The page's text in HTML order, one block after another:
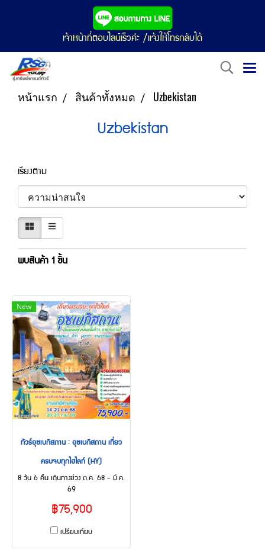
เจ้าหน้าที่ตอบไลน์เร็วค่ะ /แจ้งให้โทรกลับได้
หน้าแรก สินค้าทั้งหมด Uzbekistan
Uzbekistan
เรียงตาม
พบสินค้า 1 ชิ้น
New
ทัวร์อุซเบกิสถาน : อุซเบกิสถาน เที่ยว
ครบจบทุกไฮไลท์ (HY)
8 วัน 6 คืน เดินทางช่วง ต.ค. 68 - มี.ค.
69
฿75,900
เปรียบเทียบ